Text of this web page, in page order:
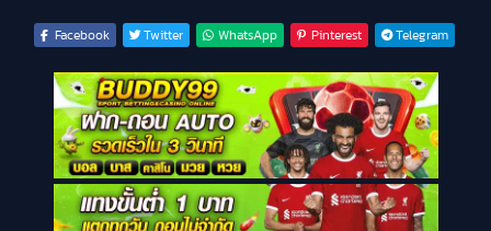
Facebook Twitter WhatsApp Pinterest Telegram